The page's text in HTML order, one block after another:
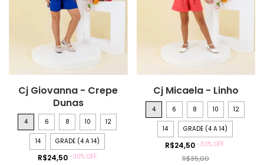
Cj Giovanna - Crepe
Dunas
4 6 8 10 12
14 GRADE (4 A 14)
R$24,50 -30% OFF
Cj Micaela - Linho
4 6 8 10 12
14 GRADE (4 A 14)
R$24,50-30%OFF
R$35,00